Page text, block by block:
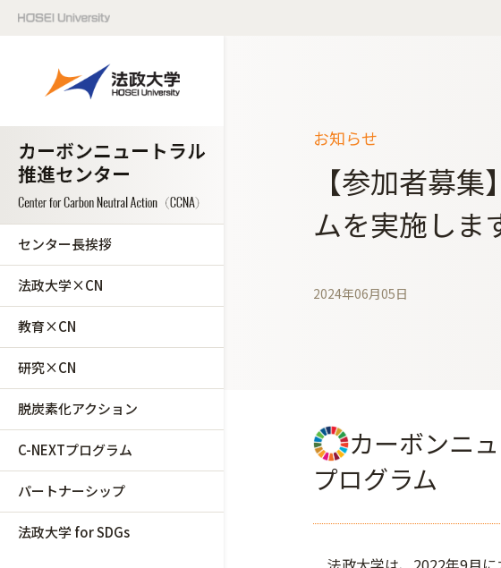
センター長挨拶
法政大学×CN
教育×CN
研究×CN
脱炭素化アクション
C-NEXTプログラム
パートナーシップ
法政大学 for SDGs
お知らせ
【参加者募
ムを実施しま
2024年06月05日
カーボンニ
プログラム